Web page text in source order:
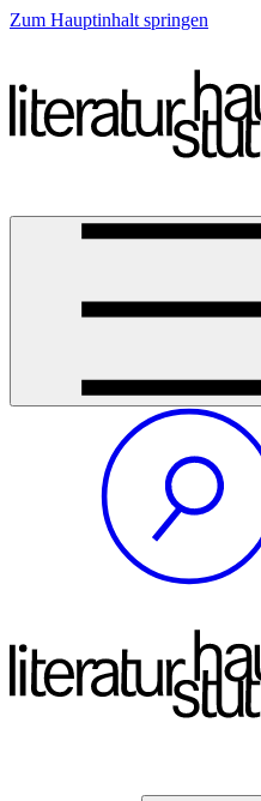
Zum Hauptinhalt springen